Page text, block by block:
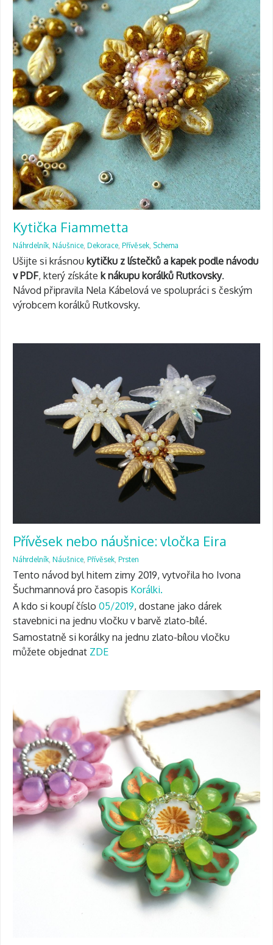
Kytička Fiammetta
Náhrdelník Náušnice Dekorace Přívěsek Schema
Ušijte si krásnou kytičku z lístečků a kapek podle návodu
v PDF, který získáte k nákupu korálků Rutkovsky.
Návod připravila Nela Kábelová ve spolupráci s českým
výrobcem korálků Rutkovsky.
Přívěsek nebo náušnice: vločka Eira
Náhrdelník Náušnice Přívěsek Prsten
Tento návod byl hitem zimy 2019, vytvořila ho Ivona
Šuchmannová pro časopis Korálki.
A kdo si koupí číslo 05/2019, dostane jako dárek
stavebnici na jednu vločku v barvě zlato-bílé.
Samostatně si korálky na jednu zlato-bílou vločku
můžete objednat ZDE